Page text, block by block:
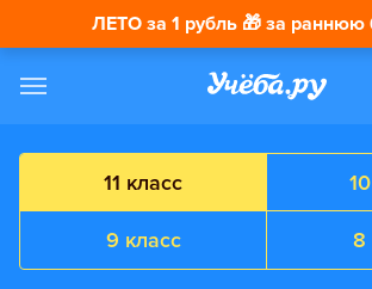
11 класс
9 класс 8
ЛЕТО за 1 рубль 🎁 за раннюю